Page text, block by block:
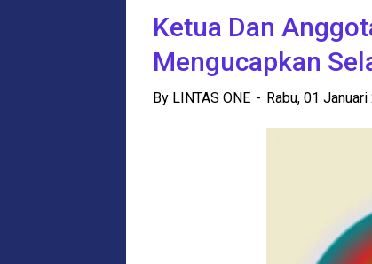
Ketua Dan
Mengucapkan
By LINTAS ONE Rabu, 01